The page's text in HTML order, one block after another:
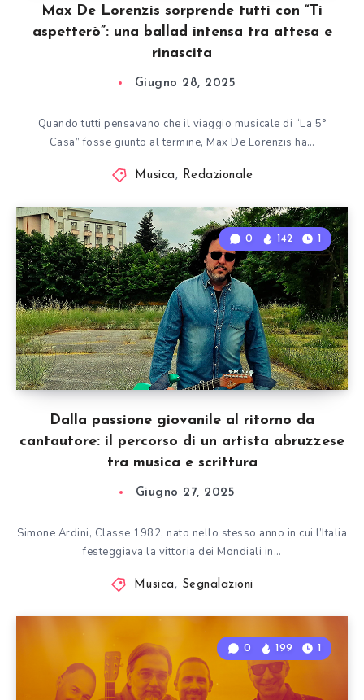
Max De Lorenzis sorprende tutti con “Ti
aspetterò”: una ballad intensa tra attesa e
rinascita
Giugno 28, 2025
Quando tutti pensavano che il viaggio musicale di “La 5°
Casa” fosse giunto al termine, Max De Lorenzis ha…
Musica, Redazionale
Dalla passione giovanile al ritorno da
cantautore: il percorso di un artista abruzzese
tra musica e scrittura
0 142 1
Giugno 27, 2025
Simone Ardini, Classe 1982, nato nello stesso anno in cui l’Italia
festeggiava la vittoria dei Mondiali in…
Musica, Segnalazioni
0 199 1